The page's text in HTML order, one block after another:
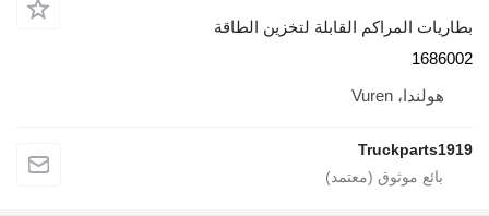
بطاريات المراكم القابلة لتخزين الطاقة
1686002
هولندا، Vuren
Truckparts1919